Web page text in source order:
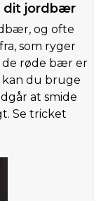
dit jordbær
og ofte
som ryger
de røde bær er
kan du bruge
at smide
Se tricket